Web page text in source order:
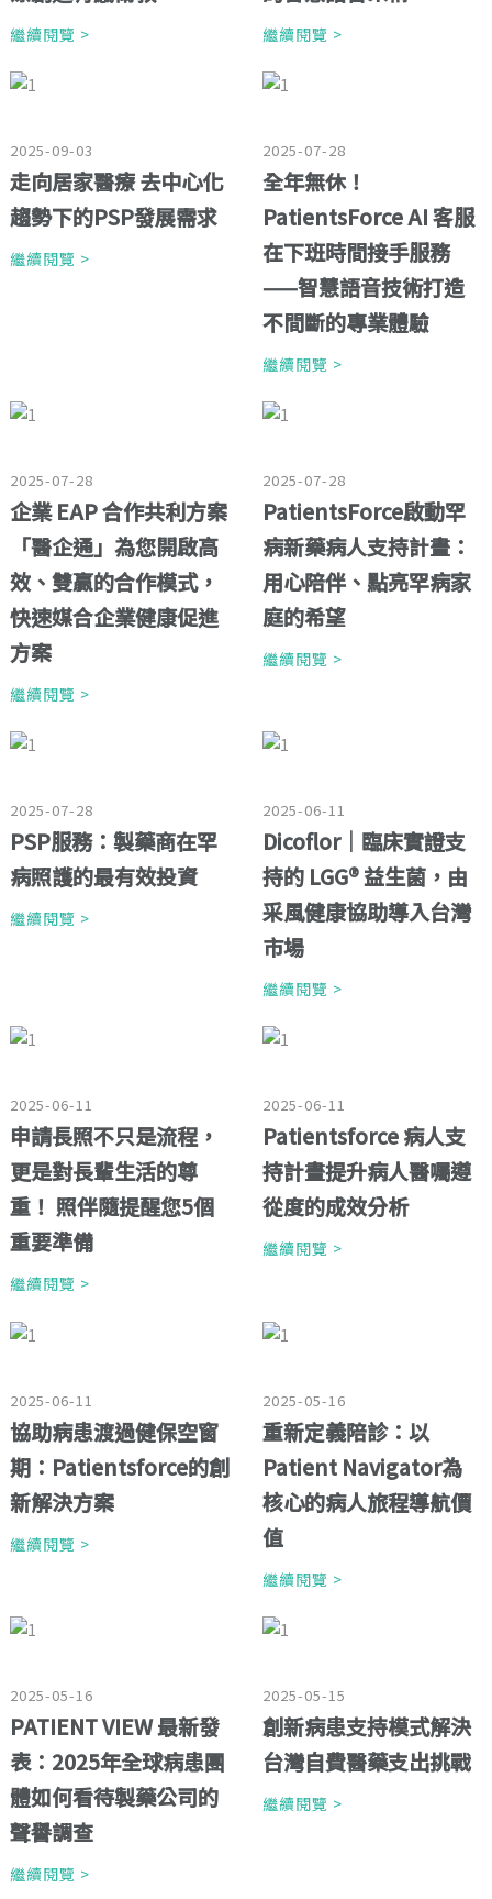
繼續閱覽 > 繼續閱覽 >
2025-09-03
走向居家醫療 去中心化
趨勢下的PSP發展需求
繼續閱覽 >
2025-07-28
全年無休！
PatientsForce AI 客服
在下班時間接手服務
——智慧語音技術打造
不間斷的專業體驗
繼續閱覽 >
2025-07-28
企業 EAP 合作共利方案
「醫企通」為您開啟高
效、雙贏的合作模式，
快速媒合企業健康促進
方案
繼續閱覽 >
2025-07-28
PatientsForce啟動罕
病新藥病人支持計畫：
用心陪伴、點亮罕病家
庭的希望
繼續閱覽 >
2025-07-28
PSP服務：製藥商在罕
病照護的最有效投資
繼續閱覽 >
2025-06-11
Dicoflor｜臨床實證支
持的 LGG® 益生菌，由
采風健康協助導入台灣
市場
繼續閱覽 >
2025-06-11
申請長照不只是流程，
更是對長輩生活的尊
重！ 照伴隨提醒您5個
重要準備
繼續閱覽 >
2025-06-11
Patientsforce 病人支
持計畫提升病人醫囑遵
從度的成效分析
繼續閱覽 >
2025-06-11
協助病患渡過健保空窗
期：Patientsforce的創
新解決方案
繼續閱覽 >
2025-05-16
重新定義陪診：以
Patient Navigator為
核心的病人旅程導航價
值
繼續閱覽 >
2025-05-16
PATIENT VIEW 最新發
表：2025年全球病患團
體如何看待製藥公司的
聲譽調查
繼續閱覽 >
2025-05-15
創新病患支持模式解決
台灣自費醫藥支出挑戰
繼續閱覽 >